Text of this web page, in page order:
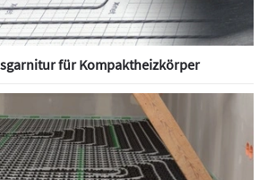
für Kompaktheizkörper